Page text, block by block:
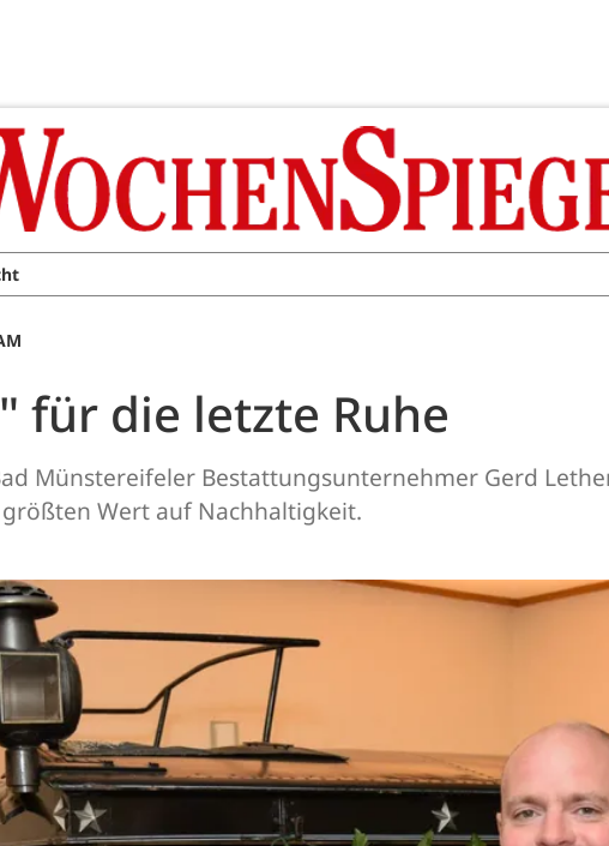
für die letzte Ruhe
Münstereifeler Bestattungsunternehmer Gerd
Wert auf Nachhaltigkeit.